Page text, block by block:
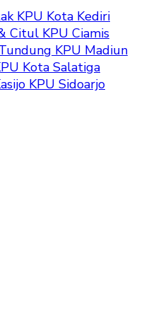
KPU Kota Kediri
Citul KPU Ciamis
KPU Madiun
Kota Salatiga
KPU Sidoarjo